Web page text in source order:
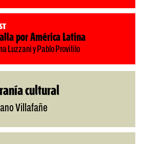
por América Latina
Luzzani y Pablo Provitilo
cultural
Villafañe